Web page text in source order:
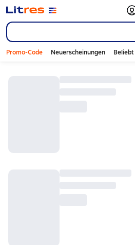
Promo-Code Neuerscheinungen Beliebt